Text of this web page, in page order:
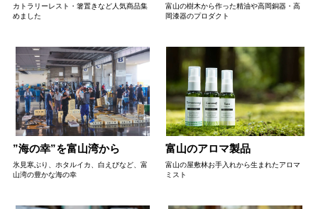
カトラリーレスト・箸置きなど人気商品集
めました
富山の樹木から作った精油や高岡銅器・高
岡漆器のプロダクト
”海の幸”を富山湾から
氷見寒ぶり、ホタルイカ、白えびなど、富
山湾の豊かな海の幸
富山のアロマ製品
富山の屋敷林お手入れから生まれたアロマ
ミスト